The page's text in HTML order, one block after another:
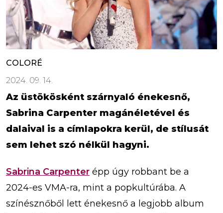
COLORÉ
2024. 09. 14.
Az üstökösként szárnyaló énekesnő,
Sabrina Carpenter magánéletével és
dalaival is a címlapokra kerül, de stílusát
sem lehet szó nélkül hagyni.
Sabrina Carpenter épp úgy robbant be a
2024-es VMA-ra, mint a popkultúrába. A
színésznőből lett énekesnő a legjobb album